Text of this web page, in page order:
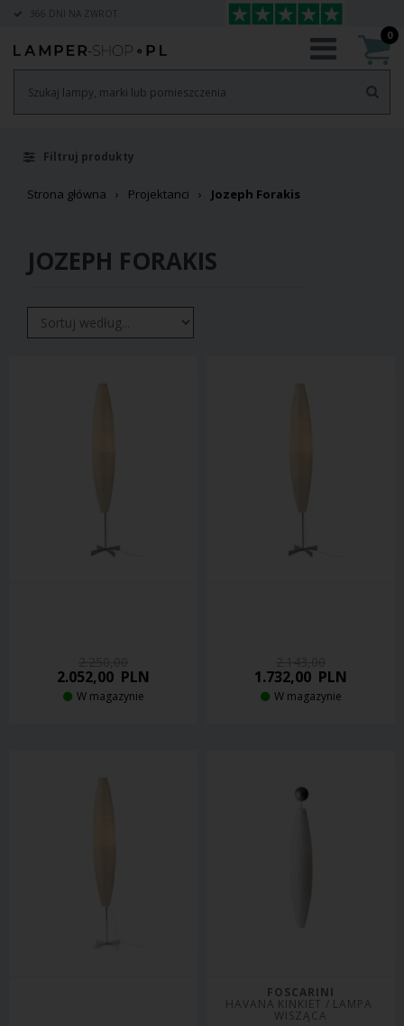
366 DNI NA ZWROT
0
Filtruj produkty
Strona główna Projektanci Jozeph Forakis
JOZEPH FORAKIS
2.052,00 PLN
W magazynie
1.732,00 PLN
W magazynie
FOSCARINI
HAVANA KINKIET / LAMPA
WISZĄCA